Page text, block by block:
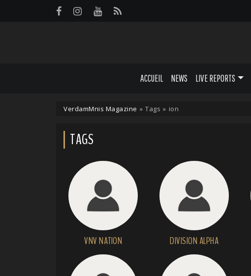
ACCUEIL NEWS LIVE REPORTS
VerdamMnis Magazine » Tags » ion
TAGS
VNV NATION DIVISION ALPHA
Panneau de gestion des cookies